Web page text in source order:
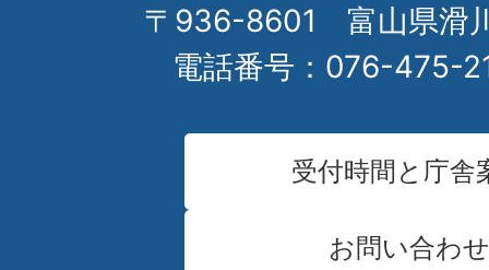
〒936-8601 富山県滑
電話番号：076-475-
受付時間と庁舎
お問い合わせ